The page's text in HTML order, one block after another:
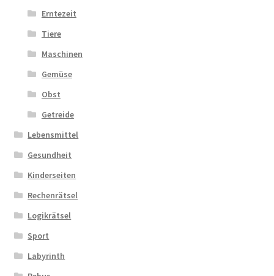
Erntezeit
Tiere
Maschinen
Gemüse
Obst
Getreide
Lebensmittel
Gesundheit
Kinderseiten
Rechenrätsel
Logikrätsel
Sport
Labyrinth